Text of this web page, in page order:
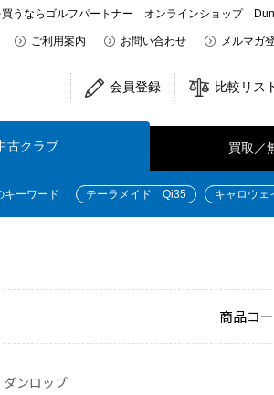
ならゴルフパートナー オンラインショップ
ご利用案内 お問い合わせ メルマガ
比較リス
会員登録
古クラブ 買取／
キーワード テーラメイド Qi35 キャロウ
商品コ
ダンロップ